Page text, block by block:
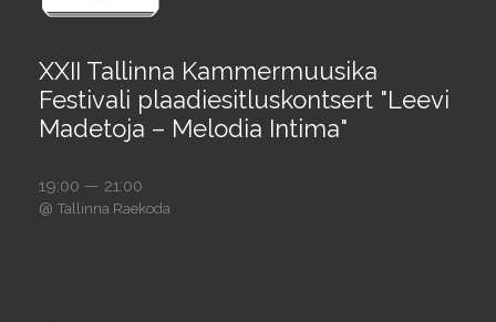
XXII Tallinna Kammermuusika
Festivali plaadiesitluskontsert "Leevi
Madetoja – Melodia Intima"
19:00 — 21:00
@ Tallinna Raekoda